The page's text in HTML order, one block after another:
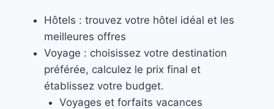
Hôtels : trouvez votre hôtel idéal et les
meilleures offres
Voyage : choisissez votre destination
préférée, calculez le prix final et
établissez votre budget.
Voyages et forfaits vacances